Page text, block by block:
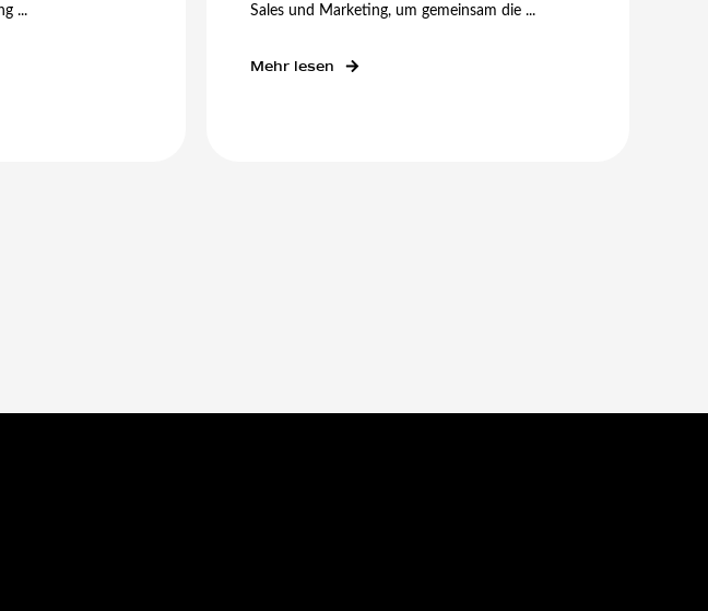
...
Sales und Marketing, um gemeinsam die ...
Mehr lesen